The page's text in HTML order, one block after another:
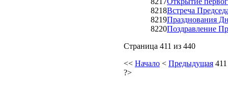
8218Встреча
8219Празднования
8220Поздравление
Страница 411 из 440
<< Начало < Предыдущая 411
?>